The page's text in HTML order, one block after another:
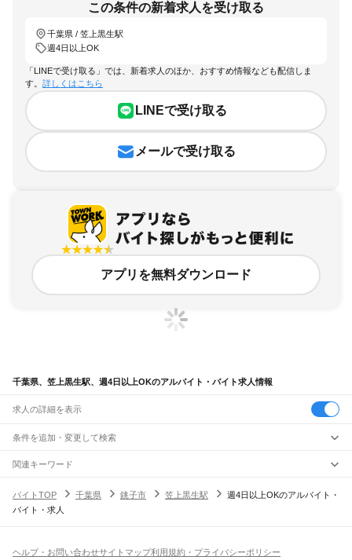
この条件の新着求人を受け取る
千葉県 / 笠上黒生駅
週4日以上OK
「LINEで受け取る」では、新着求人のほか、おすすめ情報なども配信しま
す。 詳しくはこちら
LINEで受け取る
メールで受け取る
アプリを無料ダウンロード
千葉県、笠上黒生駅、週4日以上OKのアルバイト・バイト求人情報
求人の詳細を表示
条件を追加・変更して検索
市区町村を追加・変更
千葉県すべて
千葉市
旭市習志野市柏市勝浦市市原市流山市八千代市我孫子市鴨川市鎌ケ谷市
駅を追加・変更
JR中央・総武線
職種を追加・変更
飲食・フードサービスすべて
関連キーワード
バイトTOP
千葉県 銚子市 笠上黒生駅
週4日以上OKのアルバイト・
バイト・求人
ヘルプ・お問い合わせサイトマップ利用規約・プライバシーポリシー